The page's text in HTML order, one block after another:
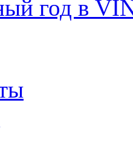
год в